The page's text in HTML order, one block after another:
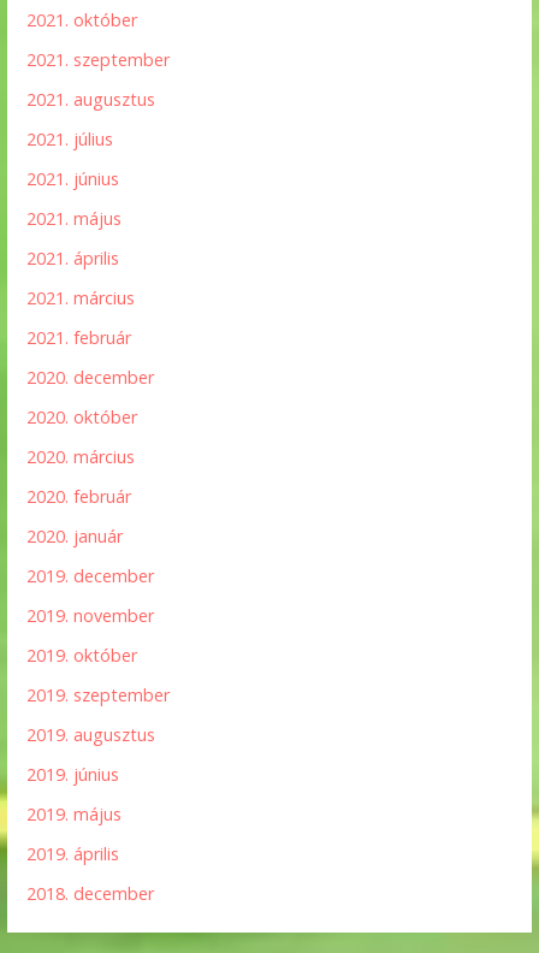
2021. október
2021. szeptember
2021. augusztus
2021. július
2021. június
2021. május
2021. április
2021. március
2021. február
2020. december
2020. október
2020. március
2020. február
2020. január
2019. december
2019. november
2019. október
2019. szeptember
2019. augusztus
2019. június
2019. május
2019. április
2018. december